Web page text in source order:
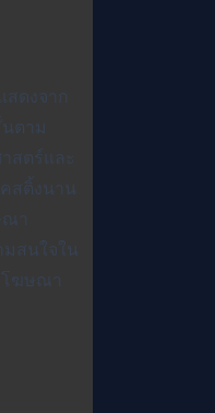
ดงจาก
ตาม
สตร์และ
สติ้งนาน
ณา
สนใจใน
โฆษณา